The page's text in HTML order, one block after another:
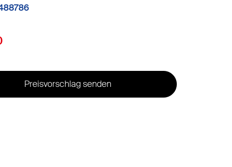
Preisvorschlag senden